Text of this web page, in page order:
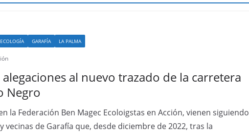
ECOLOGÍA GARAFÍA LA PALMA
al nuevo trazado de la carretera
Negro
la Federación Ben Magec Ecoloigstas en Acción, vienen siguiendo
vecinas de Garafía que, desde diciembre de 2022, tras la